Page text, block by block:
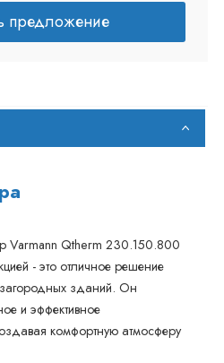
предложение
Varmann Qtherm 230.150.800
- это отличное решение
зданий. Он
и эффективное
комфортную атмосферу